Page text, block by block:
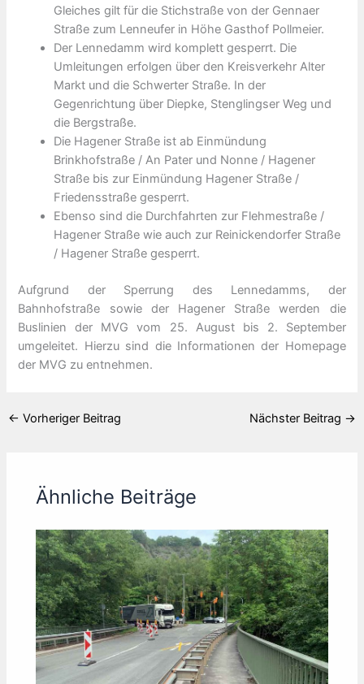
Gleiches gilt für die Stichstraße von der Gennaer
Straße zum Lenneufer in Höhe Gasthof Pollmeier.
Der Lennedamm wird komplett gesperrt. Die
Umleitungen erfolgen über den Kreisverkehr Alter
Markt und die Schwerter Straße. In der
Gegenrichtung über Diepke, Stenglingser Weg und
die Bergstraße.
Die Hagener Straße ist ab Einmündung
Brinkhofstraße / An Pater und Nonne / Hagener
Straße bis zur Einmündung Hagener Straße /
Friedensstraße gesperrt.
Ebenso sind die Durchfahrten zur Flehmestraße /
Hagener Straße wie auch zur Reinickendorfer Straße
/ Hagener Straße gesperrt.
Aufgrund der Sperrung des Lennedamms, der
Bahnhofstraße sowie der Hagener Straße werden die
Buslinien der MVG vom 25. August bis 2. September
umgeleitet. Hierzu sind die Informationen der Homepage
der MVG zu entnehmen.
← Vorheriger Beitrag Nächster Beitrag →
Ähnliche Beiträge